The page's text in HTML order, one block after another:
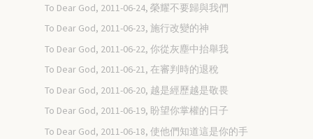
To Dear God, 2011-06-24, 榮耀不要歸與我們
To Dear God, 2011-06-23, 施行改變的神
To Dear God, 2011-06-22, 你從灰塵中抬舉我
To Dear God, 2011-06-21, 在審判時的退稅
To Dear God, 2011-06-20, 越是經歷越是敬畏
To Dear God, 2011-06-19, 盼望你掌權的日子
To Dear God, 2011-06-18, 使他們知道這是你的手